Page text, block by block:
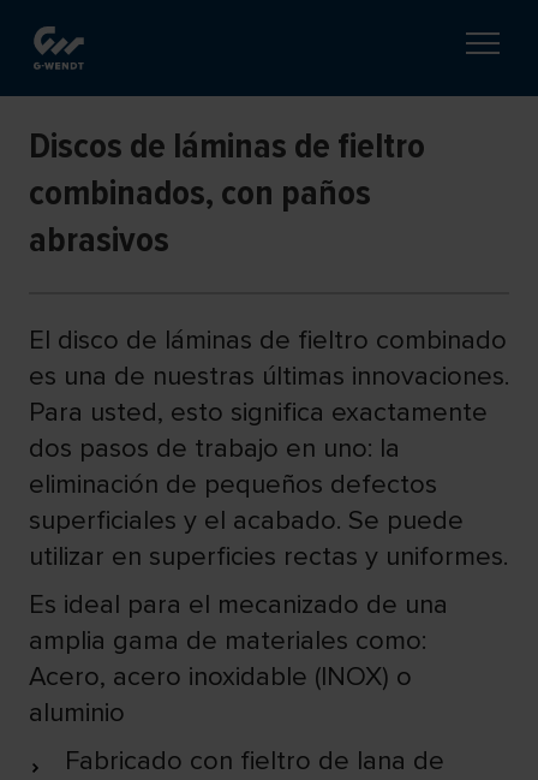
Discos de láminas de fieltro
combinados, con paños
abrasivos
El disco de láminas de fieltro combinado
es una de nuestras últimas innovaciones.
Para usted, esto significa exactamente
dos pasos de trabajo en uno: la
eliminación de pequeños defectos
superficiales y el acabado. Se puede
utilizar en superficies rectas y uniformes.
Es ideal para el mecanizado de una
amplia gama de materiales como:
Acero, acero inoxidable (INOX) o
aluminio
Fabricado con fieltro de lana de